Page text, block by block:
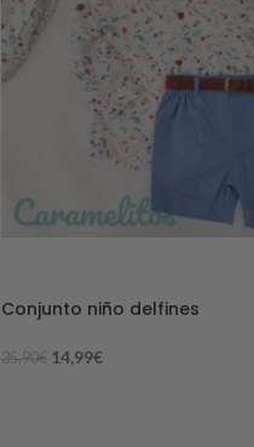
Conjunto niño delfines
35,90€ 14,99€